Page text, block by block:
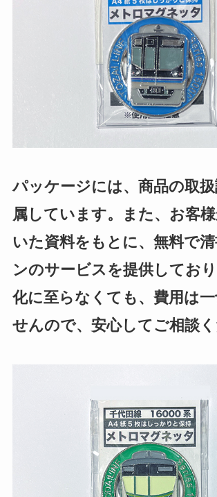
パッケージには、商品の取
属しています。また、お客
いた資料をもとに、無料で
ンのサービスを提供してお
化に至らなくても、費用は
せんので、安心してご相談く